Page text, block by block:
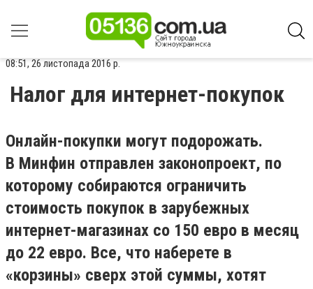
08:51, 26 листопада 2016 р.
Налог для интернет-покупок
Онлайн-покупки могут подорожать.
В Минфин отправлен законопроект, по
которому собираются ограничить
стоимость покупок в зарубежных
интернет-магазинах со 150 евро в месяц
до 22 евро. Все, что наберете в
«корзины» сверх этой суммы, хотят